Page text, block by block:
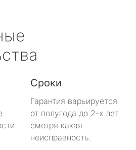
Сроки
Гарантия варьируется
от полугода до 2-х лет
смотря какая
неисправность.